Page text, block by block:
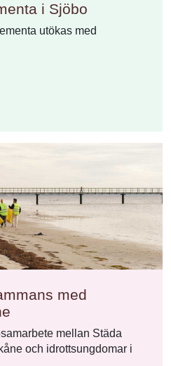
i Sjöbo
utökas med
med
mellan Städa
och idrottsungdomar i